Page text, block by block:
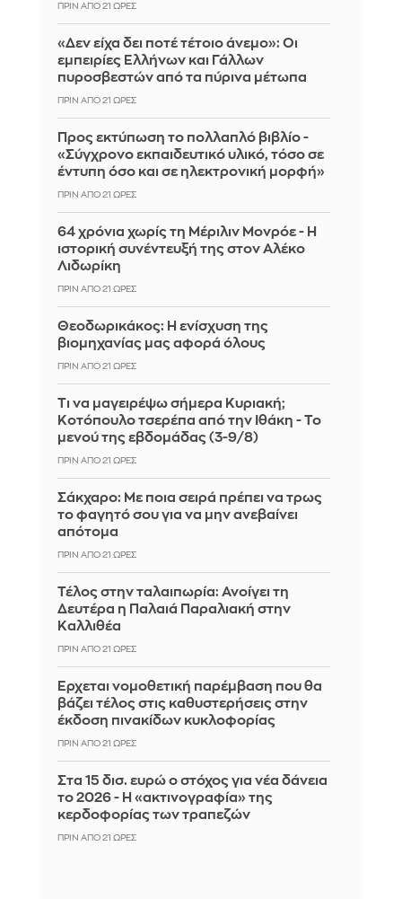
ΠΡΙΝ ΑΠΌ 21 ΏΡΕΣ
«Δεν είχα δει ποτέ τέτοιο άνεμο»: Οι
εμπειρίες Ελλήνων και Γάλλων
πυροσβεστών από τα πύρινα μέτωπα
ΠΡΙΝ ΑΠΌ 21 ΏΡΕΣ
Προς εκτύπωση το πολλαπλό βιβλίο -
«Σύγχρονο εκπαιδευτικό υλικό, τόσο σε
έντυπη όσο και σε ηλεκτρονική μορφή»
ΠΡΙΝ ΑΠΌ 21 ΏΡΕΣ
64 χρόνια χωρίς τη Μέριλιν Μονρόε - Η
ιστορική συνέντευξή της στον Αλέκο
Λιδωρίκη
ΠΡΙΝ ΑΠΌ 21 ΏΡΕΣ
Θεοδωρικάκος: Η ενίσχυση της
βιομηχανίας μας αφορά όλους
ΠΡΙΝ ΑΠΌ 21 ΏΡΕΣ
Τι να μαγειρέψω σήμερα Κυριακή;
Κοτόπουλο τσερέπα από την Ιθάκη - Το
μενού της εβδομάδας (3-9/8)
ΠΡΙΝ ΑΠΌ 21 ΏΡΕΣ
Σάκχαρο: Με ποια σειρά πρέπει να τρως
το φαγητό σου για να μην ανεβαίνει
απότομα
ΠΡΙΝ ΑΠΌ 21 ΏΡΕΣ
Τέλος στην ταλαιπωρία: Ανοίγει τη
Δευτέρα η Παλαιά Παραλιακή στην
Καλλιθέα
ΠΡΙΝ ΑΠΌ 21 ΏΡΕΣ
Έρχεται νομοθετική παρέμβαση που θα
βάζει τέλος στις καθυστερήσεις στην
έκδοση πινακίδων κυκλοφορίας
ΠΡΙΝ ΑΠΌ 21 ΏΡΕΣ
Στα 15 δισ. ευρώ ο στόχος για νέα δάνεια
το 2026 - Η «ακτινογραφία» της
κερδοφορίας των τραπεζών
ΠΡΙΝ ΑΠΌ 21 ΏΡΕΣ